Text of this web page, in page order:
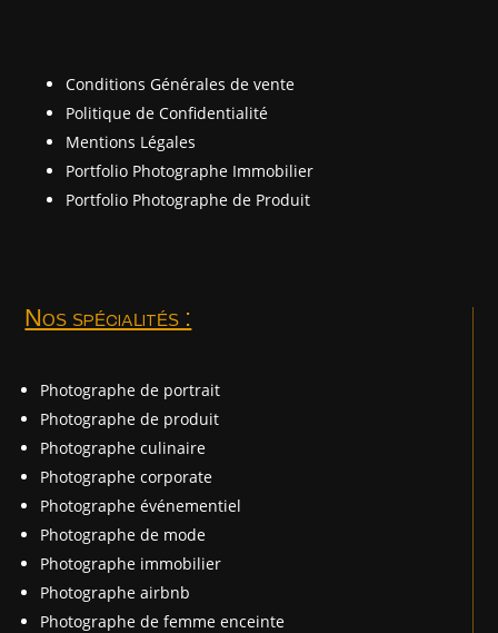
Conditions Générales de vente
Politique de Confidentialité
Mentions Légales
Portfolio Photographe Immobilier
Portfolio Photographe de Produit
Nos spécialités :
Photographe de portrait
Photographe de produit
Photographe culinaire
Photographe corporate
Photographe événementiel
Photographe de mode
Photographe immobilier
Photographe airbnb
Photographe de femme enceinte